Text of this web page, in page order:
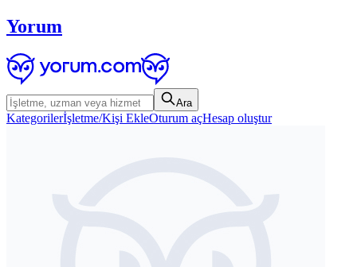
Yorum
Ara
Kategorilerİşletme/Kişi EkleOturum açHesap oluştur